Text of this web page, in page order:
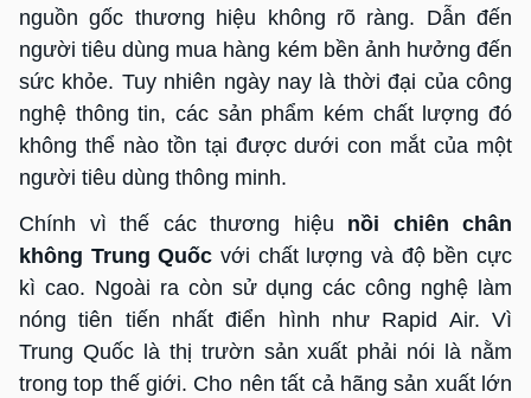
nguồn gốc thương hiệu không rõ ràng. Dẫn đến
người tiêu dùng mua hàng kém bền ảnh hưởng đến
sức khỏe. Tuy nhiên ngày nay là thời đại của công
nghệ thông tin, các sản phẩm kém chất lượng đó
không thể nào tồn tại được dưới con mắt của một
người tiêu dùng thông minh.
Chính vì thế các thương hiệu nồi chiên chân
không Trung Quốc với chất lượng và độ bền cực
kì cao. Ngoài ra còn sử dụng các công nghệ làm
nóng tiên tiến nhất điển hình như Rapid Air. Vì
Trung Quốc là thị trườn sản xuất phải nói là nằm
trong top thế giới. Cho nên tất cả hãng sản xuất lớn